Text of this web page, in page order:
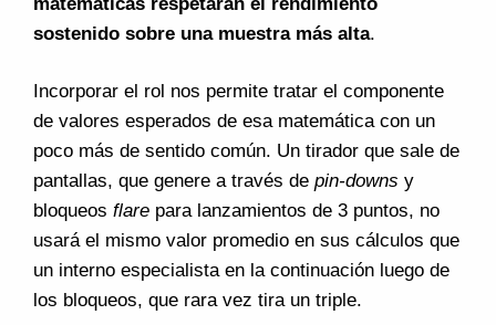
sostenido sobre una muestra más alta.
Incorporar el rol nos permite tratar el componente
de valores esperados de esa matemática con un
poco más de sentido común. Un tirador que sale de
pantallas, que genere a través de pin-downs y
bloqueos flare para lanzamientos de 3 puntos, no
usará el mismo valor promedio en sus cálculos que
un interno especialista en la continuación luego de
los bloqueos, que rara vez tira un triple.